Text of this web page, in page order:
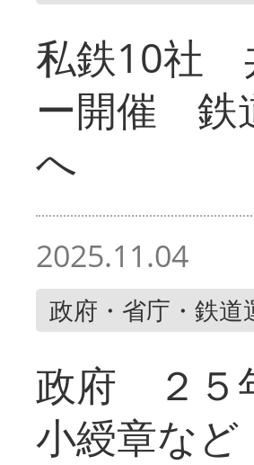
私鉄10社
ー開催 鉄
へ
2025.11.04
政府・省庁・鉄道
政府 ２５
小綬章など